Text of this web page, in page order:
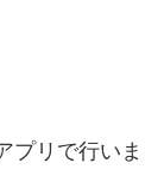
プリで行いま